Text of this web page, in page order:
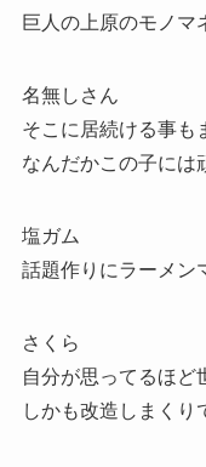
巨人の上原のモノマ
名無しさん
そこに居続ける事も
なんだかこの子には
塩ガム
話題作りにラーメン
さくら
自分が思ってるほど
しかも改造しまくり